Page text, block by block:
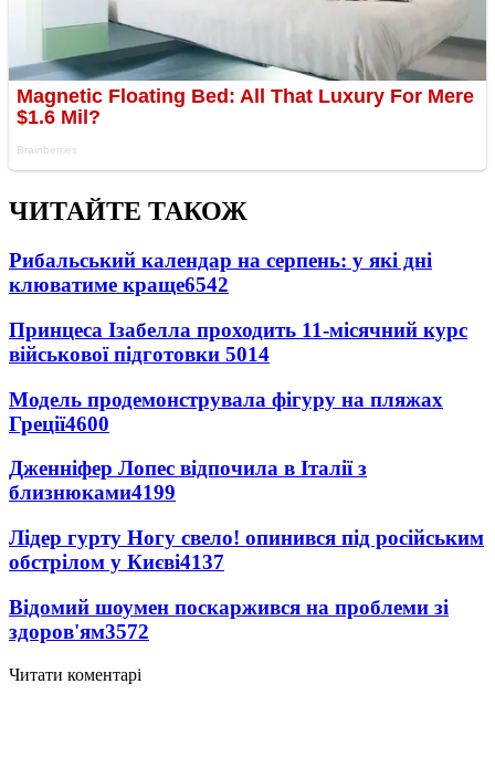
ЧИТАЙТЕ ТАКОЖ
Рибальський календар на серпень: у які дні
клюватиме краще6542
Принцеса Ізабелла проходить 11-місячний курс
військової підготовки 5014
Модель продемонструвала фігуру на пляжах
Греції4600
Дженніфер Лопес відпочила в Італії з
близнюками4199
Лідер гурту Ногу свело! опинився під російським
обстрілом у Києві4137
Відомий шоумен поскаржився на проблеми зі
здоров'ям3572
Читати коментарі